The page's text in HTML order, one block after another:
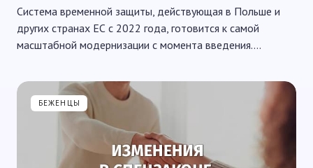
Система временной защиты, действующая в Польше и
других странах ЕС с 2022 года, готовится к самой
масштабной модернизации с момента введения.…
БЕЖЕНЦЫ